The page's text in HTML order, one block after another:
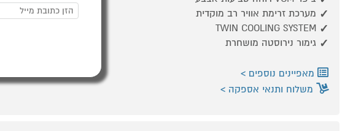
מערכת זרימת אוויר רב מוקדית
TWIN COOLING SYSTEM
גימור נירוסטה מושחרת
מאפיינים נוספים
משלוח ותנאי אספקה